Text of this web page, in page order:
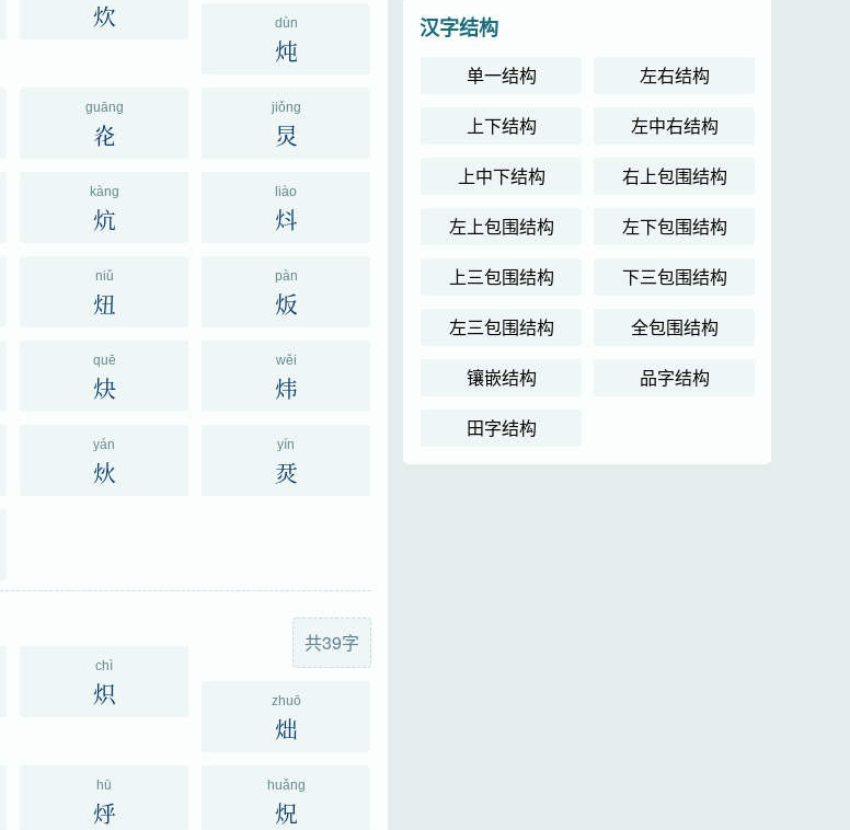
炊 dùn
炖
guāng
炛
jiǒng
炅
kàng
炕
liào
炓
niǔ
炄
pàn
炍
quē
炔
wěi
炜
yán
炏
yín
烎
共39字
chì
炽 zhuō
炪
hū
烀
huǎng
炾
汉字结构
单一结构
左右结构
上下结构
左中右结构
上中下结构
右上包围结构
左上包围结构
左下包围结构
上三包围结构
下三包围结构
左三包围结构
全包围结构
镶嵌结构
品字结构
田字结构